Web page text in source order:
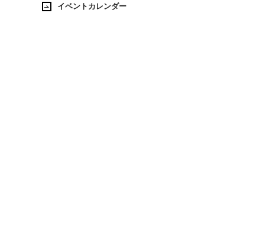
イベントカレンダー